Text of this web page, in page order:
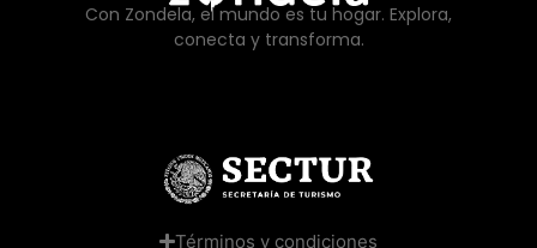
Con Zondela, el mundo es tu hogar. Explora,
conecta y transforma.
Términos y condiciones